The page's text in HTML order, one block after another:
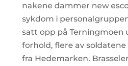
nakene dammer new
sykdom i
satt opp på Terningmoen
forhold, flere av
fra Hedemarken.